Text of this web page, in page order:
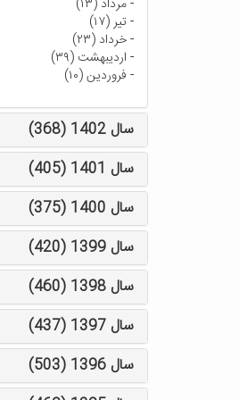
-مرداد (۱۳)
-تیر (۱۷)
-خرداد (۲۳)
- اردیبهشت (۳۹)
- فروردین (۱۰)
سال 1402 (368)
سال 1401 (405)
سال 1400 (375)
سال 1399 (420)
سال 1398 (460)
سال 1397 (437)
سال 1396 (503)